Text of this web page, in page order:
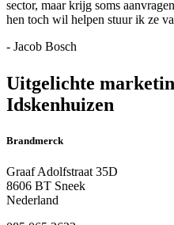
sector, maar krijg soms
hen toch wil helpen stuur ik ze
- Jacob Bosch
Uitgelichte
Idskenhuizen
Brandmerck
Graaf Adolfstraat 35D
8606 BT Sneek
Nederland